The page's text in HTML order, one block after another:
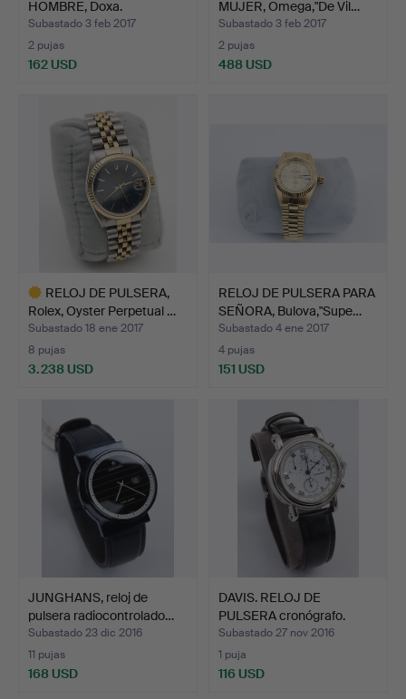
HOMBRE, Doxa.
Subastado 3 feb 2017
2 pujas
162 USD
MUJER, Omega,"De Vil…
Subastado 3 feb 2017
2 pujas
488 USD
RELOJ DE PULSERA,
Rolex, Oyster Perpetual …
Subastado 18 ene 2017
8 pujas
3.238 USD
RELOJ DE PULSERA PARA
SEÑORA, Bulova,"Supe…
Subastado 4 ene 2017
4 pujas
151 USD
JUNGHANS, reloj de
pulsera radiocontrolado…
Subastado 23 dic 2016
11 pujas
168 USD
DAVIS. RELOJ DE
PULSERA cronógrafo.
Subastado 27 nov 2016
1 puja
116 USD